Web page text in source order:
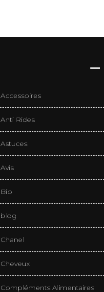
Accessoires
Anti Rides
Astuces
Avis
Bio
blog
Chanel
Cheveux
Compléments Alimentaires